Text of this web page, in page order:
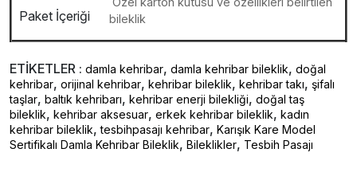
Paket İçeriği
bileklik
ETİKETLER : damla kehribar, damla kehribar bileklik, doğal
kehribar, orijinal kehribar, kehribar bileklik, kehribar takı, şifalı
taşlar, baltık kehribarı, kehribar enerji bilekliği, doğal taş
bileklik, kehribar aksesuar, erkek kehribar bileklik, kadın
kehribar bileklik,tesbihpasajı kehribar, Karışık Kare Model
Sertifikalı Damla Kehribar Bileklik, Bileklikler, Tesbih Pasajı